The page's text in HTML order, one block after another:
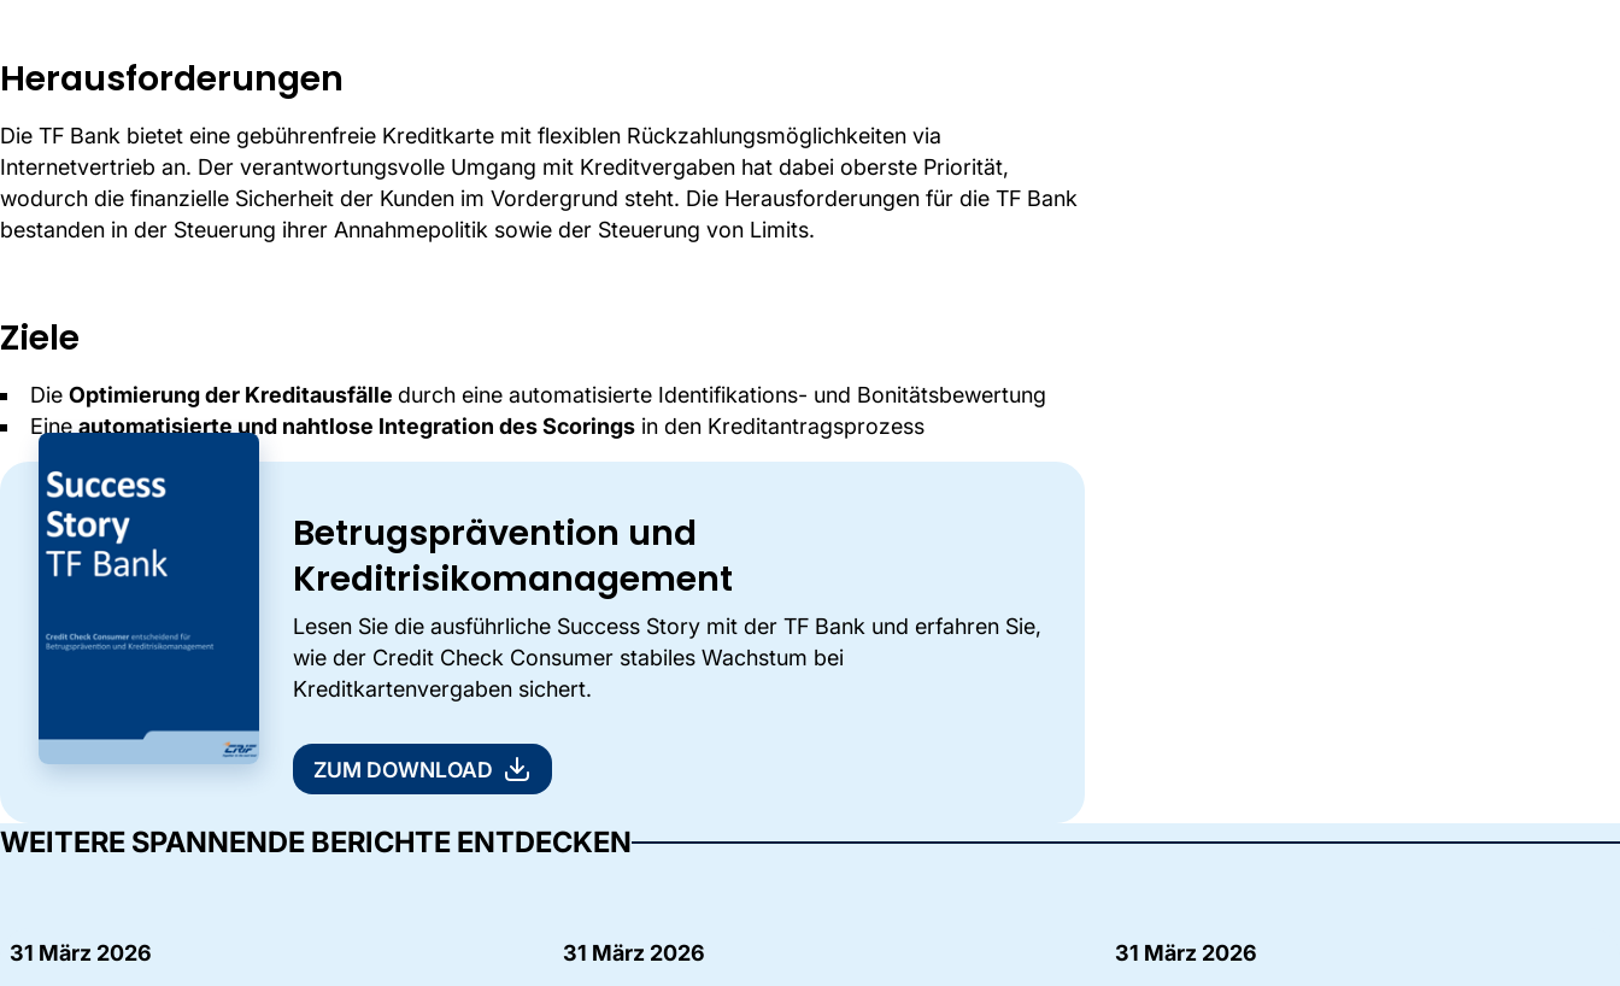
Herausforderungen
Die TF Bank bietet eine gebührenfreie Kreditkarte mit flexiblen Rückzahlungsmöglichkeiten via
Internetvertrieb an. Der verantwortungsvolle Umgang mit Kreditvergaben hat dabei oberste Priorität,
wodurch die finanzielle Sicherheit der Kunden im Vordergrund steht. Die Herausforderungen für die TF Bank
bestanden in der Steuerung ihrer Annahmepolitik sowie der Steuerung von Limits.
Ziele
Die Optimierung der Kreditausfälle durch eine automatisierte Identifikations- und Bonitätsbewertung
Eine automatisierte und nahtlose Integration des Scorings in den Kreditantragsprozess
Betrugsprävention und
Kreditrisikomanagement
Lesen Sie die ausführliche Success Story mit der TF Bank und erfahren Sie,
wie der Credit Check Consumer stabiles Wachstum bei
Kreditkartenvergaben sichert.
ZUM DOWNLOAD
WEITERE SPANNENDE BERICHTE ENTDECKEN
31 März 2026 31 März 2026 31 März 2026